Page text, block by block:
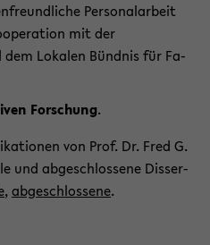
Per­so­nal­ar­beit
mit der
Lo­ka­len Bünd­nis für Fa­
For­schung.
von Prof. Dr. Fred G.
und ab­ge­schlos­se­ne Dis­ser­
,ab­ge­schlos­se­ne.